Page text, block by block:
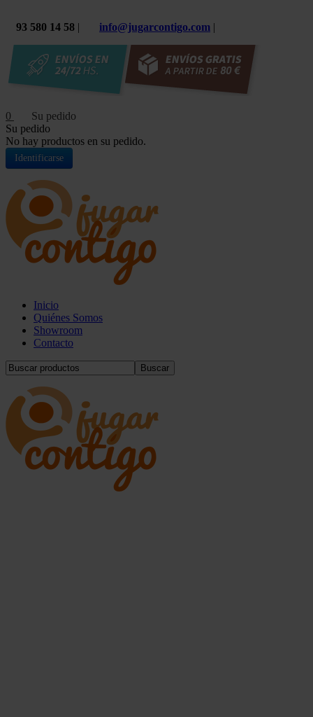
93 580 14 58 | info@jugarcontigo.com |
0
Su pedido
No hay productos en su pedido.
Identificarse
Inicio
Quiénes Somos
Showroom
Contacto
Buscar